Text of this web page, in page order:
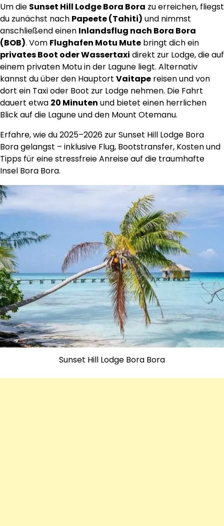
Um die Sunset Hill Lodge Bora Bora zu erreichen, fliegst
du zunächst nach Papeete (Tahiti) und nimmst
anschließend einen Inlandsflug nach Bora Bora
(BOB). Vom Flughafen Motu Mute bringt dich ein
privates Boot oder Wassertaxi direkt zur Lodge, die auf
einem privaten Motu in der Lagune liegt. Alternativ
kannst du über den Hauptort Vaitape reisen und von
dort ein Taxi oder Boot zur Lodge nehmen. Die Fahrt
dauert etwa 20 Minuten und bietet einen herrlichen
Blick auf die Lagune und den Mount Otemanu.
Erfahre, wie du 2025–2026 zur Sunset Hill Lodge Bora
Bora gelangst – inklusive Flug, Bootstransfer, Kosten und
Tipps für eine stressfreie Anreise auf die traumhafte
Insel Bora Bora.
Sunset Hill Lodge Bora Bora